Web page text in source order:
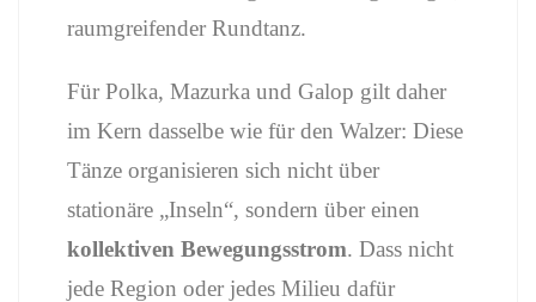
raumgreifender Rundtanz.
Für Polka, Mazurka und Galop gilt daher
im Kern dasselbe wie für den Walzer: Diese
Tänze organisieren sich nicht über
stationäre „Inseln“, sondern über einen
kollektiven Bewegungsstrom. Dass nicht
jede Region oder jedes Milieu dafür